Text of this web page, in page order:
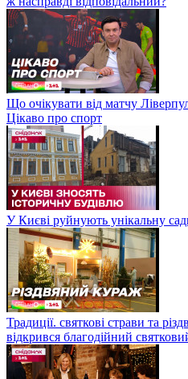
Що очікувати від матчу
Цікаво про спорт
У Києві руйнують унікальну
Традиції. святкові страви та
відкрився благодійний